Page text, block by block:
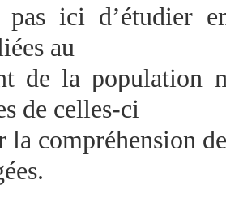
ici d’étudier
au
de la population
de celles-ci
compréhension